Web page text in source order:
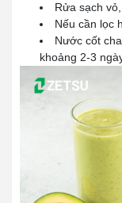
Rửa sạch
Nếu cần lọc
Nước cốt
khoảng 2-3